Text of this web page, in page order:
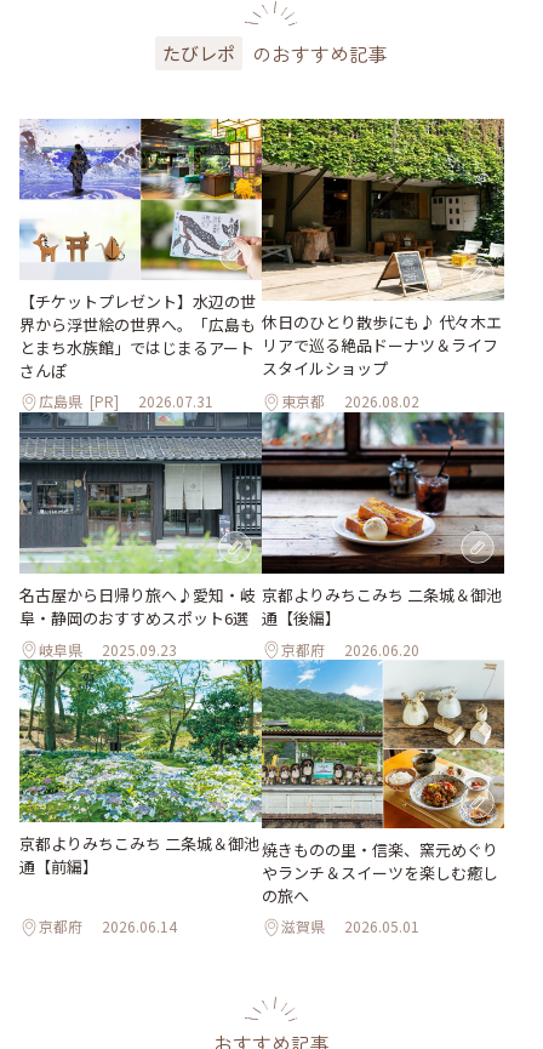
たびレポ のおすすめ記事
【チケットプレゼント】水辺の世
界から浮世絵の世界へ。「広島も
とまち水族館」ではじまるアート
さんぽ
広島県 [PR] 2026.07.31
休日のひとり散歩にも♪ 代々木エ
リアで巡る絶品ドーナツ＆ライフ
スタイルショップ
東京都 2026.08.02
名古屋から日帰り旅へ♪愛知・岐
阜・静岡のおすすめスポット6選
岐阜県 2025.09.23
京都よりみちこみち 二条城＆御池
通【後編】
京都府 2026.06.20
京都よりみちこみち 二条城＆御池
通【前編】
京都府 2026.06.14
焼きものの里・信楽、窯元めぐり
やランチ＆スイーツを楽しむ癒し
の旅へ
滋賀県 2026.05.01
おすすめ記事